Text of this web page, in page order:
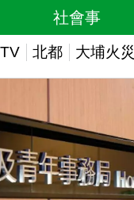
北都 大埔火災
社會事